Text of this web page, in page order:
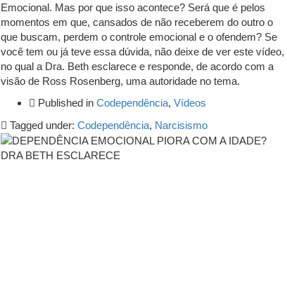
Emocional. Mas por que isso acontece? Será que é pelos
momentos em que, cansados de não receberem do outro o
que buscam, perdem o controle emocional e o ofendem? Se
você tem ou já teve essa dúvida, não deixe de ver este vídeo,
no qual a Dra. Beth esclarece e responde, de acordo com a
visão de Ross Rosenberg, uma autoridade no tema.
Published in Codependência, Vídeos
Tagged under: Codependência, Narcisismo